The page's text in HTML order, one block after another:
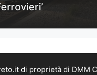
di proprietà di DMM